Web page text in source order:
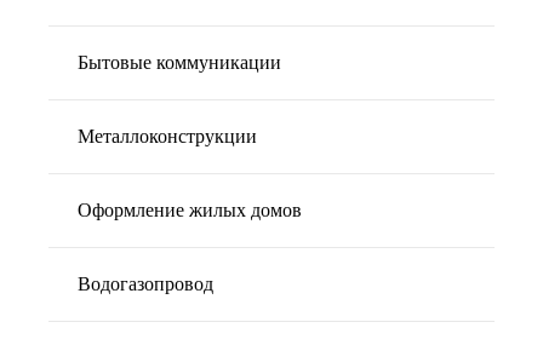
Бытовые коммуникации
Металлоконструкции
Оформление жилых домов
Водогазопровод